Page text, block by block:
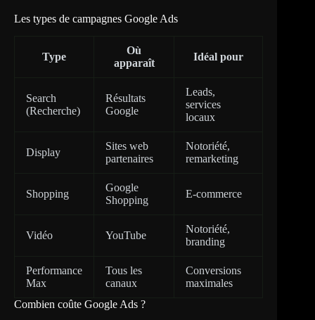
Les types de campagnes Google Ads
Type
Où
apparaît
Idéal pour
Search
(Recherche)
Résultats
Google
Leads,
services
locaux
Display
Sites web
partenaires
Notoriété,
remarketing
Shopping
Google
Shopping
E-commerce
Vidéo YouTube
Notoriété,
branding
Performance
Max
Tous les
canaux
Conversions
maximales
Combien coûte Google Ads ?